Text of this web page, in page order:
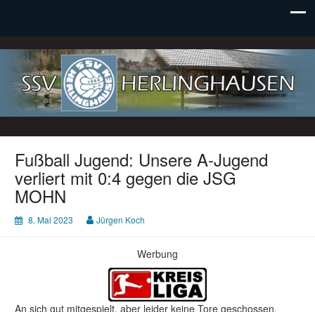
SSV Herlinghausen e. V.
Fußball Jugend: Unsere A-Jugend
verliert mit 0:4 gegen die JSG
MOHN
8. Mai 2023 Jürgen Koch
Werbung
An sich gut mitgespielt, aber leider keine Tore geschossen.